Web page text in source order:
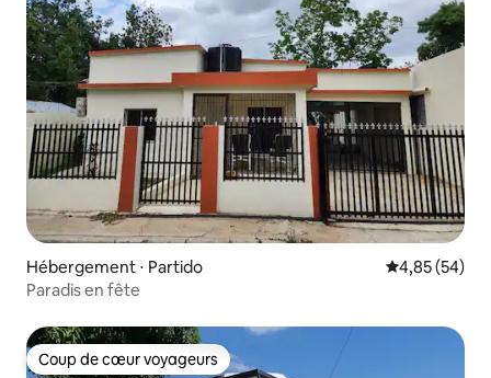
Hébergement ⋅ Partido Évaluation
4,85 (54)
Paradis en fête
Coup de cœur voyageurs
Coup de cœur voyageurs